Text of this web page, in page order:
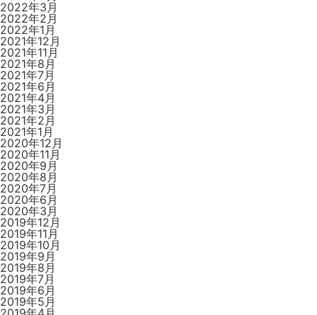
2022年3月
2022年2月
2022年1月
2021年12月
2021年11月
2021年8月
2021年7月
2021年6月
2021年4月
2021年3月
2021年2月
2021年1月
2020年12月
2020年11月
2020年9月
2020年8月
2020年7月
2020年6月
2020年3月
2019年12月
2019年11月
2019年10月
2019年9月
2019年8月
2019年7月
2019年6月
2019年5月